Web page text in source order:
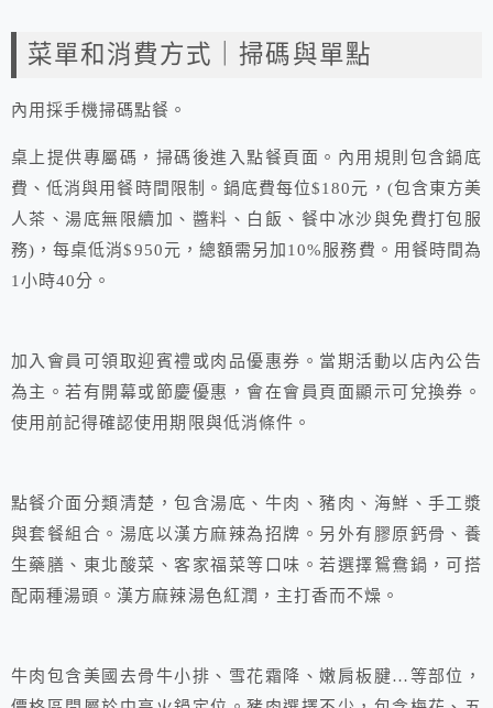
菜單和消費方式｜掃碼與單點
內用採手機掃碼點餐。
桌上提供專屬碼，掃碼後進入點餐頁面。內用規則包含鍋底
費、低消與用餐時間限制。鍋底費每位$180元，(包含東方美
人茶、湯底無限續加、醬料、白飯、餐中冰沙與免費打包服
務)，每桌低消$950元，總額需另加10%服務費。用餐時間為
1小時40分。
加入會員可領取迎賓禮或肉品優惠券。當期活動以店內公告
為主。若有開幕或節慶優惠，會在會員頁面顯示可兌換券。
使用前記得確認使用期限與低消條件。
點餐介面分類清楚，包含湯底、牛肉、豬肉、海鮮、手工漿
與套餐組合。湯底以漢方麻辣為招牌。另外有膠原鈣骨、養
生藥膳、東北酸菜、客家福菜等口味。若選擇鴛鴦鍋，可搭
配兩種湯頭。漢方麻辣湯色紅潤，主打香而不燥。
牛肉包含美國去骨牛小排、雪花霜降、嫩肩板腱…等部位，